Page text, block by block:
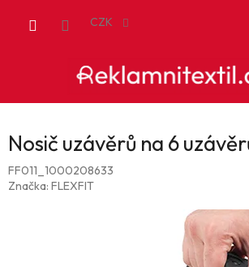
CZK
Nosič uzávěrů na 6
FF011_1000208633
Značka: FLEXFIT